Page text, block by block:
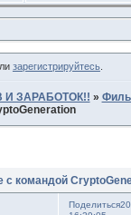
зарегистрируйтесь.
И ЗАРАБОТОК!! »
с командой
Поделиться